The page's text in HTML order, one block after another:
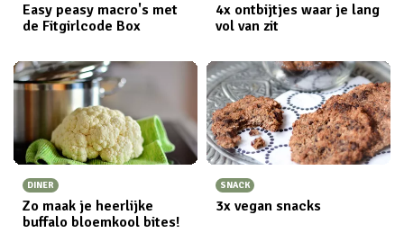
Easy peasy macro's met
de Fitgirlcode Box
4x ontbijtjes waar je lang
vol van zit
DINER
Zo maak je heerlijke
buffalo bloemkool bites!
SNACK
3x vegan snacks